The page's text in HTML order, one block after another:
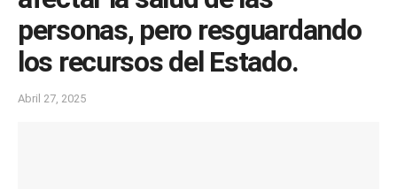
personas, pero resguardando
los recursos del Estado.
Abril 27, 2025